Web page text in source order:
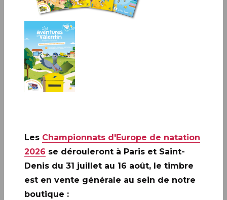
A ne pas rater: 20 ANS DE LA
CRÉATION DE PHILAPOSTE
2006 - 2026 / BLOC
Les Championnats d'Europe de natation
2026 se dérouleront à Paris et Saint-
Denis du 31 juillet au 16 août, le timbre
est en vente générale au sein de notre
boutique :